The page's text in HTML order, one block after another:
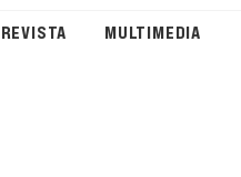
REVISTA MULTIMEDIA